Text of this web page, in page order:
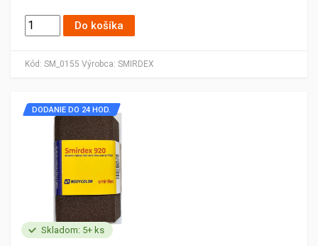
Kód: SM_0155 Výrobca: SMIRDEX
Do košíka
Skladom: 5+ ks
DODANIE DO 24 HOD.